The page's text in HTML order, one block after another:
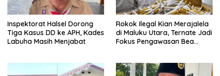
Inspektorat Halsel Dorong
Tiga Kasus DD ke APH, Kades
Labuha Masih Menjabat
Rokok Ilegal Kian Merajalela
di Maluku Utara, Ternate Jadi
Fokus Pengawasan Bea